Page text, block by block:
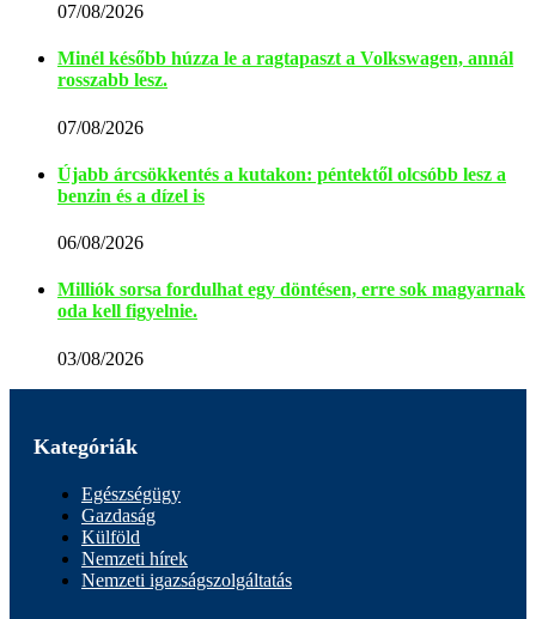
07/08/2026
Minél később húzza le a ragtapaszt a Volkswagen, annál
rosszabb lesz.
07/08/2026
Újabb árcsökkentés a kutakon: péntektől olcsóbb lesz a
benzin és a dízel is
06/08/2026
Milliók sorsa fordulhat egy döntésen, erre sok magyarnak
oda kell figyelnie.
03/08/2026
Kategóriák
Egészségügy
Gazdaság
Külföld
Nemzeti hírek
Nemzeti igazságszolgáltatás